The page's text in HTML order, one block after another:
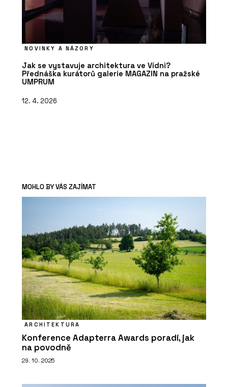
NOVINKY A NÁZORY
Jak se vystavuje architektura ve Vídni?
Přednáška kurátorů galerie MAGAZIN na pražské
UMPRUM
12. 4. 2026
MOHLO BY VÁS ZAJÍMAT
ARCHITEKTURA
Konference Adapterra Awards poradí, jak
na povodně
29. 10. 2025